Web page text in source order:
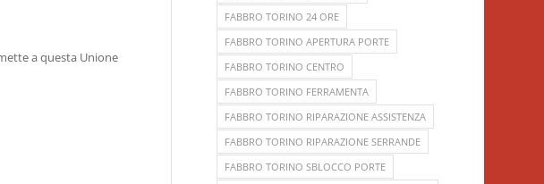
a questa Unione
FABBRO TORINO 24 ORE
FABBRO TORINO APERTURA PORTE
FABBRO TORINO CENTRO
FABBRO TORINO FERRAMENTA
FABBRO TORINO RIPARAZIONE ASSISTENZA
FABBRO TORINO RIPARAZIONE SERRANDE
FABBRO TORINO SBLOCCO PORTE